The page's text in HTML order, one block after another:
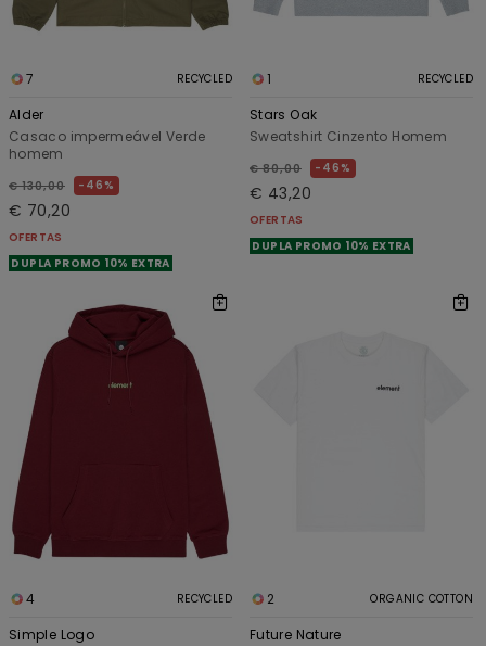
7 RECYCLED
Alder
Casaco impermeável Verde
homem
€ 130,00 46%
€ 70,20
OFERTAS
DUPLA PROMO 10% EXTRA
1 RECYCLED
Stars Oak
Sweatshirt Cinzento Homem
€ 80,00 46%
€ 43,20
OFERTAS
DUPLA PROMO 10% EXTRA
4 RECYCLED
Simple Logo
2 ORGANIC COTTON
Future Nature